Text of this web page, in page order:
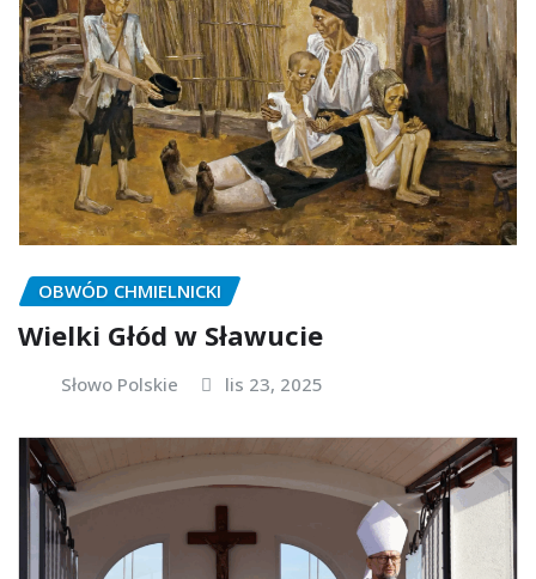
OBWÓD CHMIELNICKI
Wielki Głód w Sławucie
Słowo Polskie lis 23, 2025